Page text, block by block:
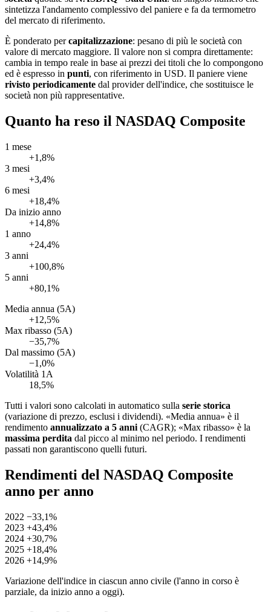
sintetizza l'andamento complessivo del paniere e fa da termometro
del mercato di riferimento.
È ponderato percapitalizzazione: pesano di più le società con
valore di mercato maggiore. Il valore non si compra direttamente:
cambia in tempo reale in base ai prezzi dei titoli che lo compongono
ed è espresso in punti, con riferimento in USD. Il paniere viene
rivisto periodicamente dal provider dell'indice, che sostituisce le
società non più rappresentative.
Quanto ha reso il NASDAQ Composite
1 mese
+1,8%
3 mesi
+3,4%
6 mesi
+18,4%
Da inizio anno
+14,8%
1 anno
+24,4%
3 anni
+100,8%
5 anni
+80,1%
Media annua (5A)
+12,5%
Max ribasso (5A)
−35,7%
Dal massimo (5A)
−1,0%
Volatilità 1A
18,5%
Tutti i valori sono calcolati in automatico sulla serie storica
(variazione di prezzo, esclusi i dividendi). «Media annua» è il
rendimento annualizzato a 5 anni (CAGR); «Max ribasso» è la
massima perdita dal picco al minimo nel periodo. I rendimenti
passati non garantiscono quelli futuri.
Rendimenti del NASDAQ Composite
anno per anno
2022 −33,1%
2023 +43,4%
2024 +30,7%
2025 +18,4%
2026 +14,9%
Variazione dell'indice in ciascun anno civile (l'anno in corso è
parziale, da inizio anno a oggi).